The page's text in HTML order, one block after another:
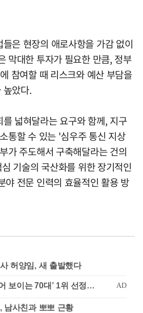
은 현장의 애로사항을 가감 없이
막대한 투자가 필요한 만큼, 정부
참여할 때 리스크와 예산 부담을
높았다.
넓혀달라는 요구와 함께, 지구
통할 수 있는 '심우주 통신 지상
가 주도해서 구축해달라는 건의
기술의 국산화를 위한 장기적인
야 전문 인력의 효율적인 활용 방
허양임, 새 출발했다
남사친과 뽀뽀 근황